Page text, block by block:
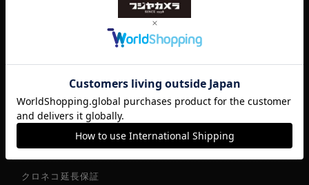
WEBサイトの使い方
中古商品について
クロネコ延長保証